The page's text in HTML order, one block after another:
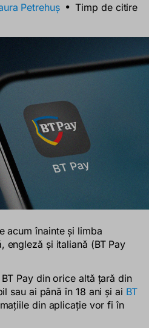
Petrehuș
Timp de citire
acum înainte și limba
engleză și italiană (BT Pay
Pay din orice altă țară din
sau ai până în 18 ani și ai BT
din aplicație vor fi în